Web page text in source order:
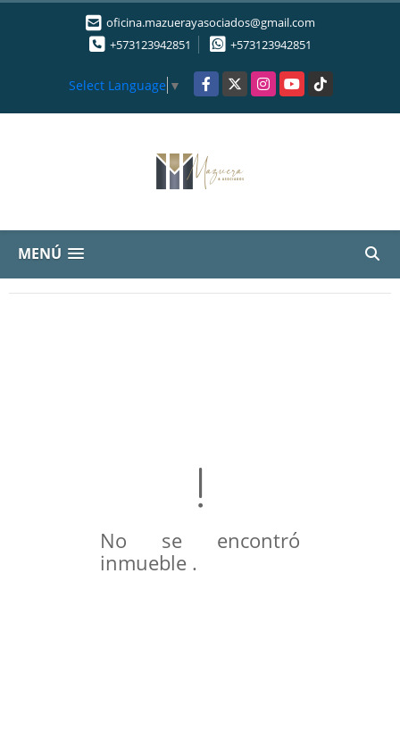
oficina.mazuerayasociados@gmail.com
+573123942851
+573123942851
Select Language ▼ Facebook
X InstagramYouTubeTikTok
MENÚ
No se encontró
inmueble .